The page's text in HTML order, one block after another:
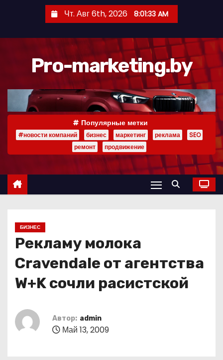
р
Чт. Авг 6th, 2026 8:01:34 AM
Pro-marketing.by
Популярные метки
#новости компаний бизнес маркетинг реклама
SEO
ремонт
продвижение
БИЗНЕС
Рекламу молока
Cravendale от агентства
W+K сочли расистской
Автор: admin
Май 13, 2009